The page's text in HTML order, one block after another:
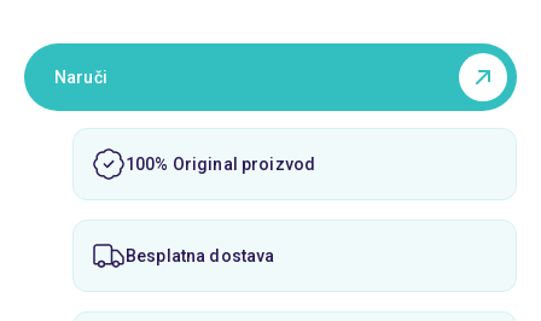
Naruči
100% Original proizvod
Besplatna dostava